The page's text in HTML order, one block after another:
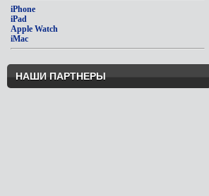
iPhone
iPad
Apple Watch
iMac
НАШИ ПАРТНЕРЫ